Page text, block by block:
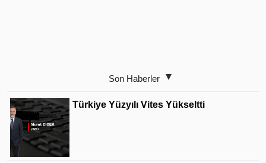
Son Haberler
Türkiye Yüzyılı Vites Yükseltti